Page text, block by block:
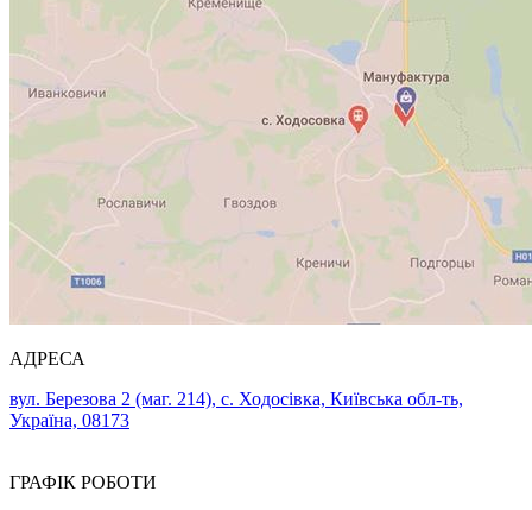
АДРЕСА
вул. Березова 2 (маг. 214), с. Ходосівка, Київська обл-ть,
Україна, 08173
ГРАФІК РОБОТИ